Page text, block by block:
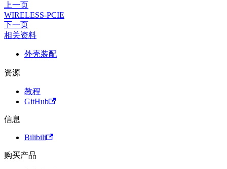
上一页
WIRELESS-PCIE
下一页
相关资料
外壳装配
资源
教程
GitHub
信息
Bilibili
购买产品